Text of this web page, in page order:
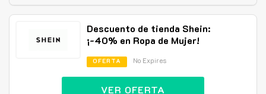
Descuento de tienda Shein:
¡-40% en Ropa de Mujer!
OFERTA No Expires
VER OFERTA